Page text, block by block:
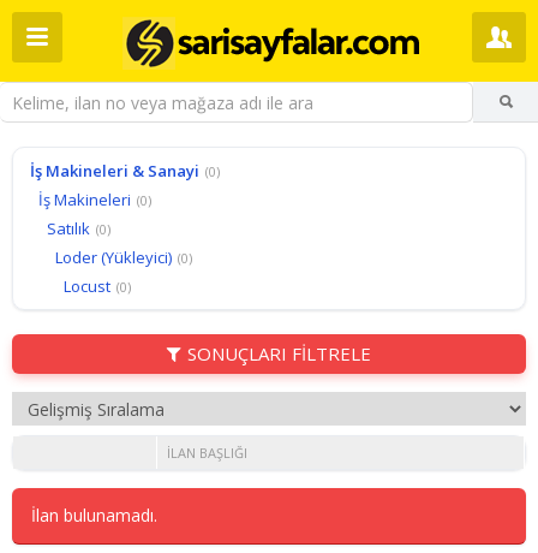
İş Makineleri & Sanayi (0)
İş Makineleri (0)
Satılık (0)
Loder (Yükleyici) (0)
Locust (0)
SONUÇLARI FİLTRELE
İLAN BAŞLIĞI
İlan bulunamadı.